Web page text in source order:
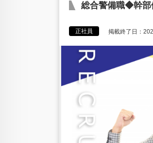
総合警備職◆幹部
正社員 掲載終了日：